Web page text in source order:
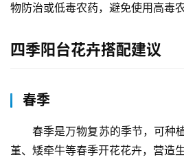
流
百
物防治或低毒农药，避免使用高毒农
四季阳台花卉搭配建议
春季
春季是万物复苏的季节，可种
堇、矮牵牛等春季开花花卉，营造